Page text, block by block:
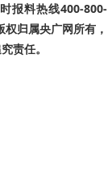
报料热线400-800-
归属央广网所有，
责任。